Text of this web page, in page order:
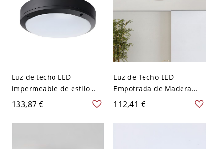
Luz de techo LED
impermeable de estilo
moderno y sencillo para
exteriores - 110 A 120 V
Negro 21,59 cm
133,87 €
Luz de Techo LED
Empotrada de Madera
Maciza Escandinava, Fina
de Perfil Bajo - 110 A 120
V 30,48 cm Redondo
112,41 €